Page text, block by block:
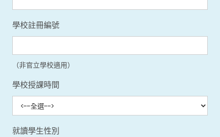
學校註冊編號
（非官立學校適用）
學校授課時間
就讀學生性別